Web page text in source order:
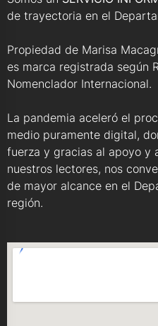
de trayectoria en el
Propiedad de Marisa
es marca registrada según
Nomenclador Internacional.
La pandemia aceleró el
medio puramente digital,
fuerza y gracias al apoyo y
nuestros lectores, nos
de mayor alcance en el
región.